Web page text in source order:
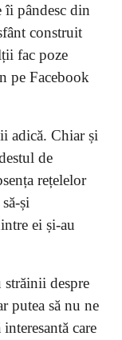
îi pândesc din
construit
fac poze
pe Facebook
adică. Chiar și
de
rețelelor
și
ei și-au
străinii despre
putea să nu ne
care